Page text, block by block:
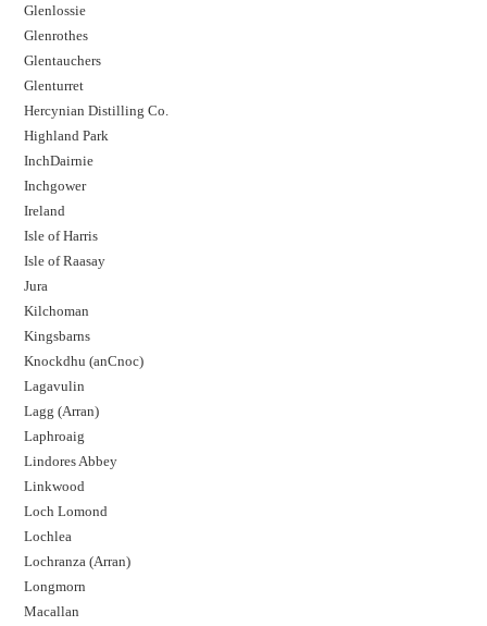
Glenlossie
Glenrothes
Glentauchers
Glenturret
Hercynian Distilling Co.
Highland Park
InchDairnie
Inchgower
Ireland
Isle of Harris
Isle of Raasay
Jura
Kilchoman
Kingsbarns
Knockdhu (anCnoc)
Lagavulin
Lagg (Arran)
Laphroaig
Lindores Abbey
Linkwood
Loch Lomond
Lochlea
Lochranza (Arran)
Longmorn
Macallan